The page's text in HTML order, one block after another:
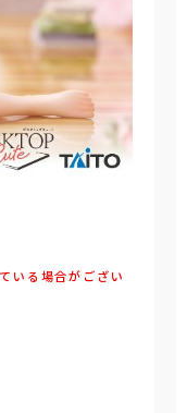
いる場合がござい